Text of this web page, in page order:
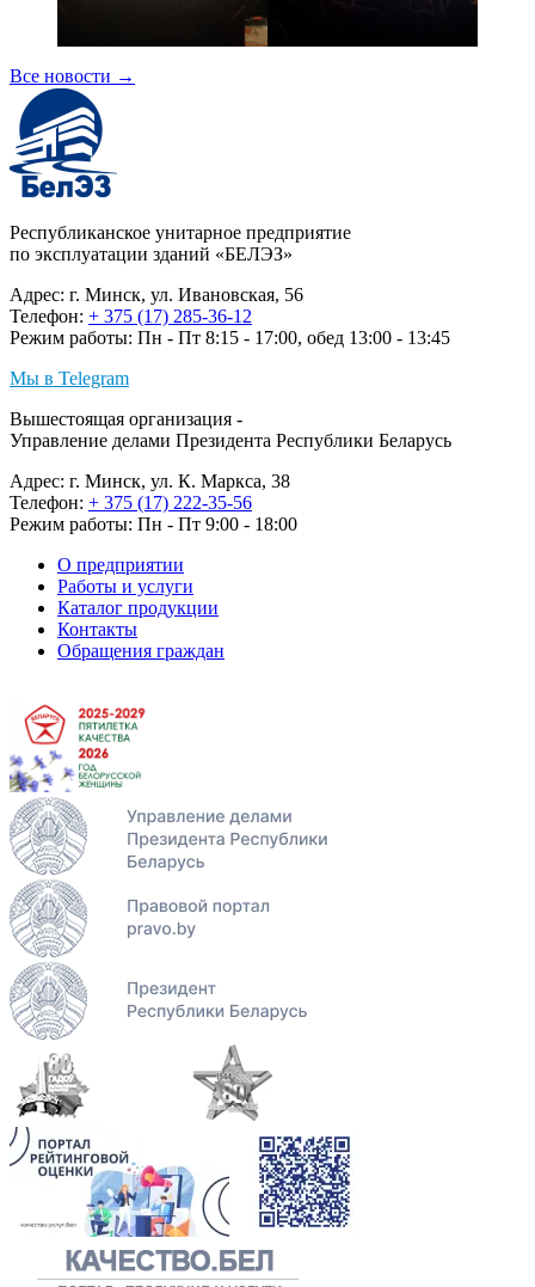
Все новости →
Республиканское унитарное предприятие
по эксплуатации зданий «БЕЛЭЗ»
Адрес: г. Минск, ул. Ивановская, 56
Телефон: + 375 (17) 285-36-12
Режим работы: Пн - Пт 8:15 - 17:00, обед 13:00 - 13:45
Мы в Telegram
Вышестоящая организация -
Управление делами Президента Республики Беларусь
Адрес: г. Минск, ул. К. Маркса, 38
Телефон: + 375 (17) 222-35-56
Режим работы: Пн - Пт 9:00 - 18:00
О предприятии
Работы и услуги
Каталог продукции
Контакты
Обращения граждан